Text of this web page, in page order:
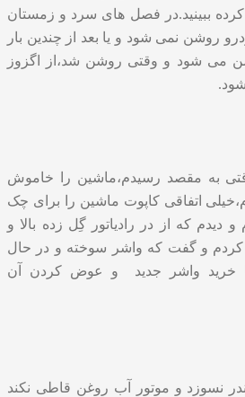
کرده ببینید.در فصل های سرد و زمستان
روشن نمی شود و یا بعد از چندین بار
می شود و وقتی روشن شد،از اگزوز
به مقصد رسیدم،ماشین را خاموش
اتفاقی کاپوت ماشین را برای چک
و دیدم که از در رادیاتور گِل زده بالا و
کردم و گفت که واشر سوخته و در حال
با خرید واشر جدید و عوض کردن آن
نسوزد و موتور آب روغن قاطی نکند